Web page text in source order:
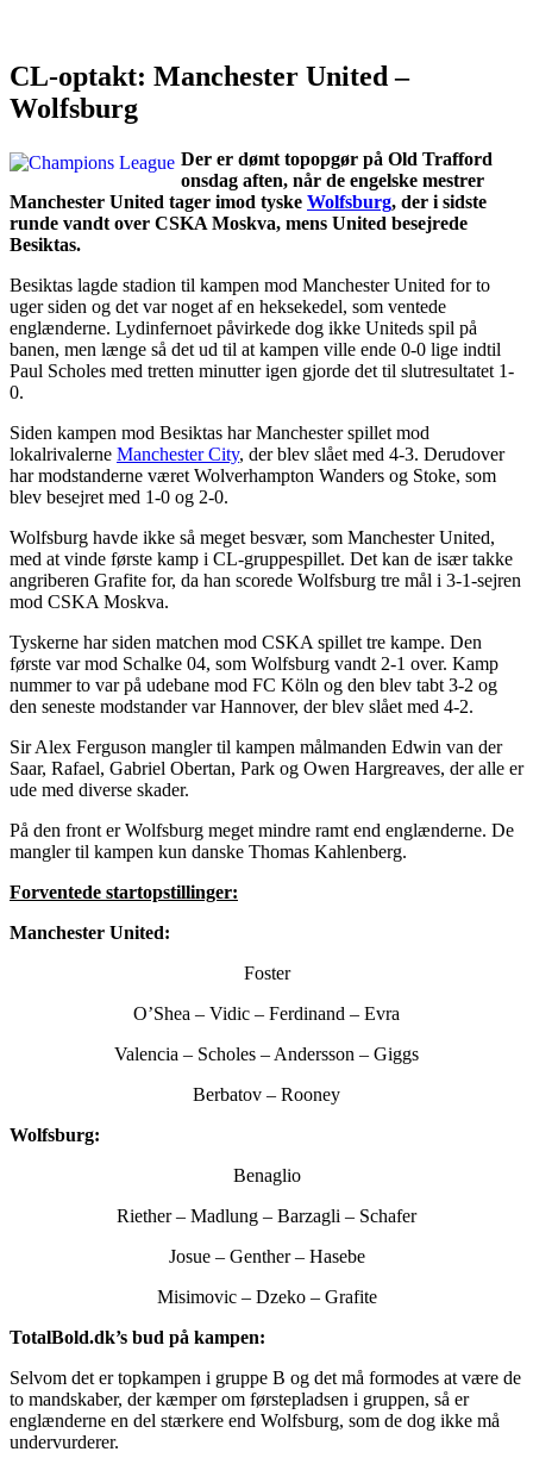
CL-optakt: Manchester United –
Wolfsburg
Der er dømt topopgør på Old Trafford
onsdag aften, når de engelske mestrer
Manchester United tager imod tyske Wolfsburg, der i sidste
runde vandt over CSKA Moskva, mens United besejrede
Besiktas.
Besiktas lagde stadion til kampen mod Manchester United for to
uger siden og det var noget af en heksekedel, som ventede
englænderne. Lydinfernoet påvirkede dog ikke Uniteds spil på
banen, men længe så det ud til at kampen ville ende 0-0 lige indtil
Paul Scholes med tretten minutter igen gjorde det til slutresultatet 1-
0.
Siden kampen mod Besiktas har Manchester spillet mod
lokalrivalerne Manchester City, der blev slået med 4-3. Derudover
har modstanderne været Wolverhampton Wanders og Stoke, som
blev besejret med 1-0 og 2-0.
Wolfsburg havde ikke så meget besvær, som Manchester United,
med at vinde første kamp i CL-gruppespillet. Det kan de især takke
angriberen Grafite for, da han scorede Wolfsburg tre mål i 3-1-sejren
mod CSKA Moskva.
Tyskerne har siden matchen mod CSKA spillet tre kampe. Den
første var mod Schalke 04, som Wolfsburg vandt 2-1 over. Kamp
nummer to var på udebane mod FC Köln og den blev tabt 3-2 og
den seneste modstander var Hannover, der blev slået med 4-2.
Sir Alex Ferguson mangler til kampen målmanden Edwin van der
Saar, Rafael, Gabriel Obertan, Park og Owen Hargreaves, der alle er
ude med diverse skader.
På den front er Wolfsburg meget mindre ramt end englænderne. De
mangler til kampen kun danske Thomas Kahlenberg.
Forventede startopstillinger:
Manchester United:
Foster
O’Shea – Vidic – Ferdinand – Evra
Valencia – Scholes – Andersson – Giggs
Berbatov – Rooney
Wolfsburg:
Benaglio
Riether – Madlung – Barzagli – Schafer
Josue – Genther – Hasebe
Misimovic – Dzeko – Grafite
TotalBold.dk’s bud på kampen:
Selvom det er topkampen i gruppe B og det må formodes at være de
to mandskaber, der kæmper om førstepladsen i gruppen, så er
englænderne en del stærkere end Wolfsburg, som de dog ikke må
undervurderer.